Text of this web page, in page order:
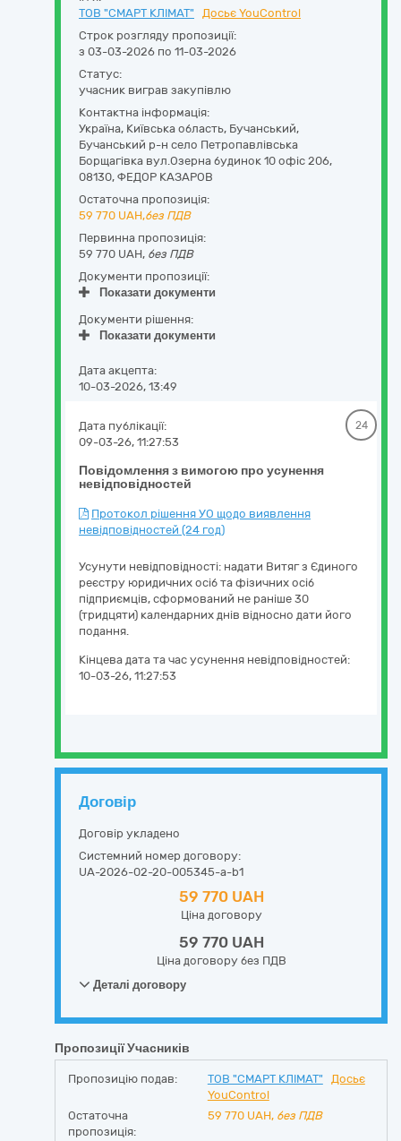
ТОВ "СМАРТ КЛІМАТ"
Досьє YouControl
Строк розгляду пропозиції:
з 03-03-2026 по 11-03-2026
Статус:
учасник виграв закупівлю
Контактна інформація:
Україна, Київська область, Бучанський,
Бучанський р-н село Петропавлівська
Борщагівка вул.Озерна будинок 10 офіс 206,
08130, ФЕДОР КАЗАРОВ
Остаточна пропозиція:
59 770 UAH,без ПДВ
Первинна пропозиція:
59 770 UAH, без ПДВ
Документи пропозиції:
Показати документи
Документи рішення:
Показати документи
Дата акцепта:
10-03-2026, 13:49
Повідомлення з вимогою про усунення
невідповідностей
Дата публікації:
09-03-26, 11:27:53
24
Протокол рішення УО щодо виявлення
невідповідностей (24 год)
Усунути невідповідності: надати Витяг з Єдиного
реєстру юридичних осіб та фізичних осіб
підприємців, сформований не раніше 30
(тридцяти) календарних днів відносно дати його
подання.
Кінцева дата та час усунення невідповідностей:
10-03-26, 11:27:53
Договір
Договір укладено
Системний номер договору:
UA-2026-02-20-005345-a-b1
59 770 UAH
Ціна договору
59 770 UAH
Ціна договору без ПДВ
Деталі договору
Пропозиції Учасників
Пропозицію подав: ТОВ "СМАРТ КЛІМАТ"
Досьє
YouControl
Остаточна
пропозиція:
59 770 UAH, без ПДВ